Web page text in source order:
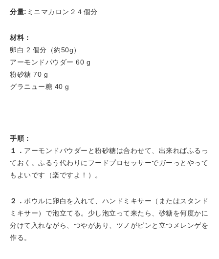
分量: ミニマカロン２４個分
材料：
卵白 2 個分（約50g）
アーモンドパウダー 60 g
粉砂糖 70 g
グラニュー糖 40 g
手順：
１． アーモンドパウダーと粉砂糖は合わせて、出来ればふるっ
ておく。ふるう代わりにフードプロセッサーでガーっとやって
もよいです（楽ですよ！）。
２． ボウルに卵白を入れて、ハンドミキサー（またはスタンド
ミキサー）で泡立てる。少し泡立って来たら、砂糖を何度かに
分けて入れながら、つやがあり、ツノがピンと立つメレンゲを
作る。